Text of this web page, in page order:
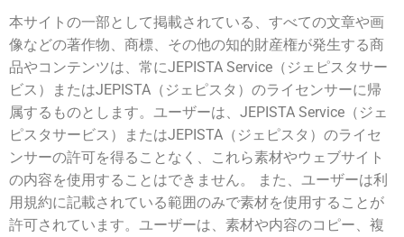
本サイトの一部として掲載されている、すべての文章や画
像などの著作物、商標、その他の知的財産権が発生する商
品やコンテンツは、常にJEPISTA Service（ジェピスタサー
ビス）またはJEPISTA（ジェピスタ）のライセンサーに帰
属するものとします。ユーザーは、JEPISTA Service（ジェ
ピスタサービス）またはJEPISTA（ジェピスタ）のライセ
ンサーの許可を得ることなく、これら素材やウェブサイト
の内容を使用することはできません。 また、ユーザーは利
用規約に記載されている範囲のみで素材を使用することが
許可されています。ユーザーは、素材や内容のコピー、複